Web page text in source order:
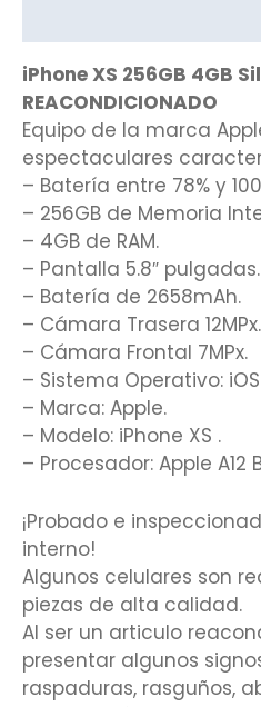
iPhone XS 256GB 4GB
REACONDICIONADO
Equipo de la marca
espectaculares
– Batería entre 78% y
– 256GB de Memoria
– 4GB de RAM.
– Pantalla 5.8″ pulgadas.
– Batería de 2658mAh.
– Cámara Trasera 12MPx.
– Cámara Frontal 7MPx.
– Sistema Operativo:
– Marca: Apple.
– Modelo: iPhone XS .
– Procesador: Apple A12
¡Probado e
interno!
Algunos celulares son
piezas de alta calidad.
Al ser un articulo
presentar algunos
raspaduras, rasguños,